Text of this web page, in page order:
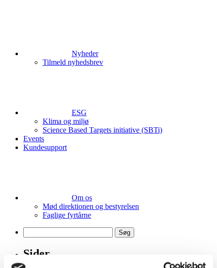
Nyheder
Tilmeld nyhedsbrev
ESG
Klima og miljø
Science Based Targets initiative (SBTi)
Events
Kundesupport
Om os
Mød direktionen og bestyrelsen
Faglige fyrtårne
efter:
Sider